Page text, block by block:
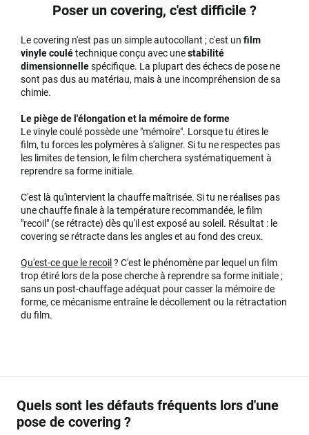
Poser un covering, c'est difficile ?
Le covering n'est pas un simple autocollant ; c'est unfilm
vinyle coulétechnique conçu avec unestabilité
dimensionnellespécifique. La plupart des échecs de pose ne
sont pas dus au matériau, mais à une incompréhension de sa
chimie.
Le piège de l'élongation et la mémoire de forme
Le vinyle coulé possède une "mémoire". Lorsque tu étires le
film, tu forces les polymères à s'aligner. Si tu ne respectes pas
les limites de tension, le film cherchera systématiquement à
reprendre sa forme initiale.
C'est là qu'intervient la chauffe maîtrisée. Si tu ne réalises pas
une chauffe finale à la température recommandée, le film
"recoil" (se rétracte) dès qu'il est exposé au soleil. Résultat : le
covering se rétracte dans les angles et au fond des creux.
Qu'est-ce que le recoil ? C'est le phénomène par lequel un film
trop étiré lors de la pose cherche à reprendre sa forme initiale ;
sans un post-chauffage adéquat pour casser la mémoire de
forme, ce mécanisme entraîne le décollement ou la rétractation
du film.
Quels sont les défauts fréquents lors d'une
pose de covering ?